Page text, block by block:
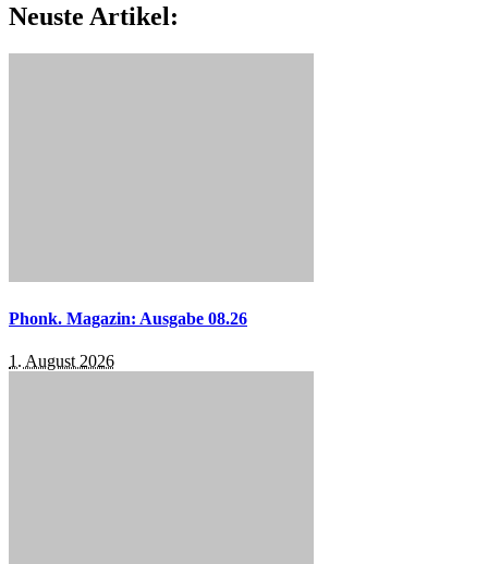
Neuste Artikel:
Phonk. Magazin: Ausgabe 08.26
1. August 2026